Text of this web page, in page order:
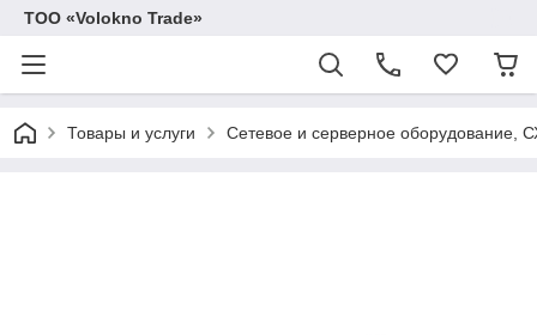
ТОО «Volokno Trade»
Товары и услуги Сетевое и серверное оборудование,